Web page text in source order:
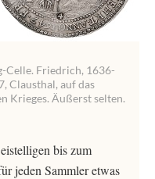
Celle. Friedrich, 1636-
Clausthal, auf das
Krieges. Äußerst selten.
bis zum
jeden Sammler etwas